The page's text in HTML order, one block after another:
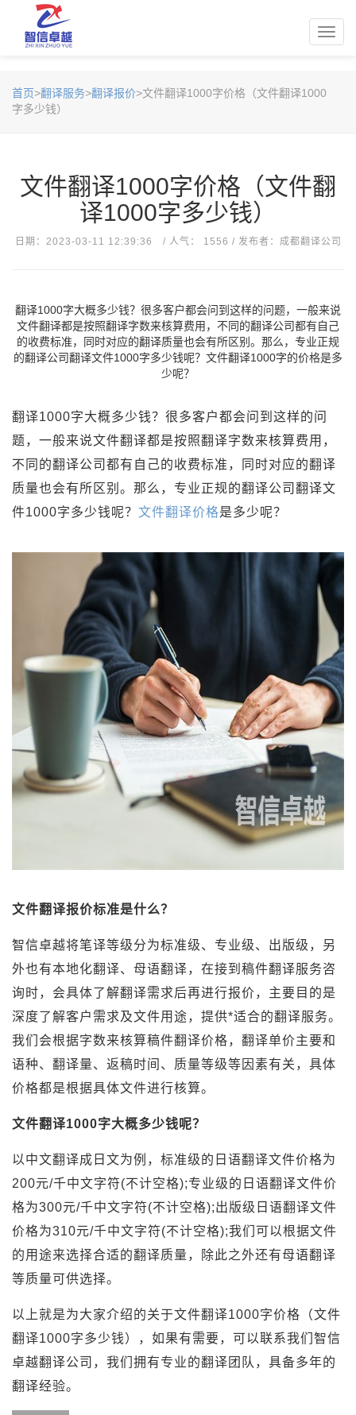
首页>翻译服务>翻译报价>文件翻译1000字价格（文件翻译1000
字多少钱）
文件翻译1000字价格（文件翻
译1000字多少钱）
日期：2023-03-11 12:39:36 / 人气： 1556 / 发布者：成都翻译公司
​翻译1000字大概多少钱？很多客户都会问到这样的问题，一般来说
文件翻译都是按照翻译字数来核算费用，不同的翻译公司都有自己
的收费标准，同时对应的翻译质量也会有所区别。那么，专业正规
的翻译公司翻译文件1000字多少钱呢？文件翻译1000字的价格是多
少呢？
翻译1000字大概多少钱？很多客户都会问到这样的问
题，一般来说文件翻译都是按照翻译字数来核算费用，
不同的翻译公司都有自己的收费标准，同时对应的翻译
质量也会有所区别。那么，专业正规的翻译公司翻译文
件1000字多少钱呢？ 文件翻译价格是多少呢？
文件翻译报价标准是什么？
智信卓越将笔译等级分为标准级、专业级、出版级，另
外也有本地化翻译、母语翻译，在接到稿件翻译服务咨
询时，会具体了解翻译需求后再进行报价，主要目的是
深度了解客户需求及文件用途，提供*适合的翻译服务。
我们会根据字数来核算稿件翻译价格，翻译单价主要和
语种、翻译量、返稿时间、质量等级等因素有关，具体
价格都是根据具体文件进行核算。
文件翻译1000字大概多少钱呢？
以中文翻译成日文为例，标准级的日语翻译文件价格为
200元/千中文字符(不计空格);专业级的日语翻译文件价
格为300元/千中文字符(不计空格);出版级日语翻译文件
价格为310元/千中文字符(不计空格);我们可以根据文件
的用途来选择合适的翻译质量，除此之外还有母语翻译
等质量可供选择。
以上就是为大家介绍的关于文件翻译1000字价格（文件
翻译1000字多少钱），如果有需要，可以联系我们智信
卓越翻译公司，我们拥有专业的翻译团队，具备多年的
翻译经验。